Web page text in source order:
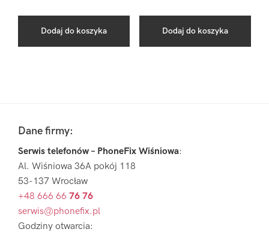
Dodaj do koszyka Dodaj do koszyka
Sidebar
FooterDane firmy:
Serwis telefonów – PhoneFix Wiśniowa:
Al. Wiśniowa 36A pokój 118
53-137 Wrocław
+48 666 66 76 76
serwis@phonefix.pl
Godziny otwarcia: